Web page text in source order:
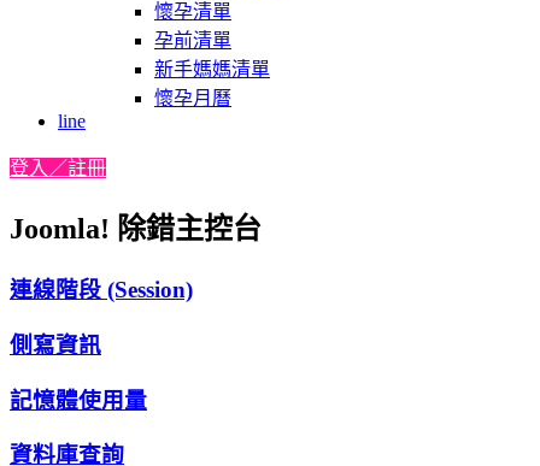
懷孕清單
孕前清單
新手媽媽清單
懷孕月曆
line
登入／註冊
Joomla! 除錯主控台
連線階段 (Session)
側寫資訊
記憶體使用量
資料庫查詢